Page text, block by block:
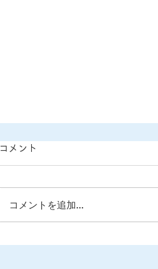
北海道コンサドーレ札幌 クラ
コメント
コメントを追加…